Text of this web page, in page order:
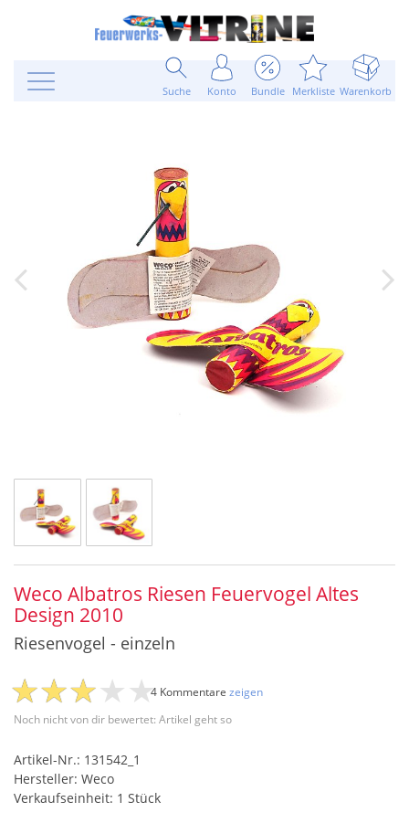
Suche Konto Bundle Merkliste Warenkorb
Weco Albatros Riesen Feuervogel Altes
Design 2010
Riesenvogel - einzeln
Noch nicht von dir bewertet: Artikel geht so
4 Kommentare zeigen
Artikel-Nr.: 131542_1
Hersteller: Weco
Verkaufseinheit: 1 Stück